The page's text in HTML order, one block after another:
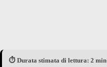
⏱️ Durata stimata di lettura: 2 min